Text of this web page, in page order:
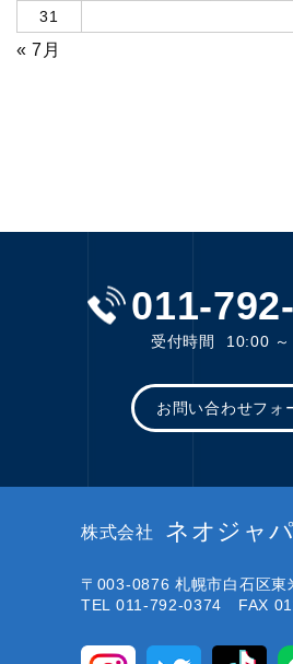
31
« 7月
011-
受付時間 10:00
お問い合わせフォ
株式会社 ネオジャ
〒003-0876 札幌市白石区
TEL 011-792-0374 FAX